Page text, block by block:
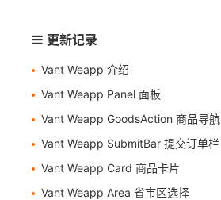
更新记录
Vant Weapp 介绍
Vant Weapp Panel 面板
Vant Weapp GoodsAction 商品导航
Vant Weapp SubmitBar 提交订单栏
Vant Weapp Card 商品卡片
Vant Weapp Area 省市区选择